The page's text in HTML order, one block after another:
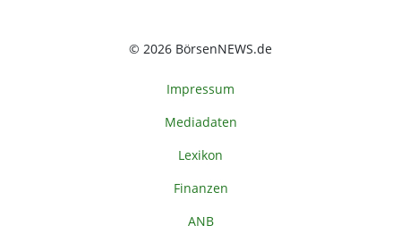
© 2026 BörsenNEWS.de
Impressum
Mediadaten
Lexikon
Finanzen
ANB